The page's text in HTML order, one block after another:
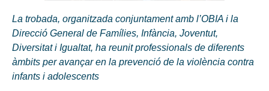
La trobada, organitzada conjuntament amb l’OBIA i la
Direcció General de Famílies, Infància, Joventut,
Diversitat i Igualtat, ha reunit professionals de diferents
àmbits per avançar en la prevenció de la violència contra
infants i adolescents